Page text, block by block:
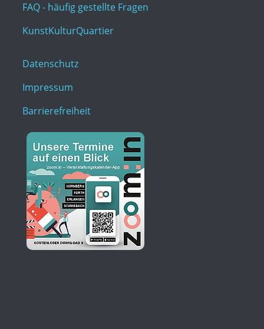
FAQ - häufig gestellte Fragen
KunstKulturQuartier
Datenschutz
Impressum
Barrierefreiheit